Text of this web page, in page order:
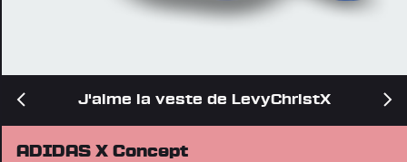
J'aime la veste de LevyChristX
ADIDAS X Concept